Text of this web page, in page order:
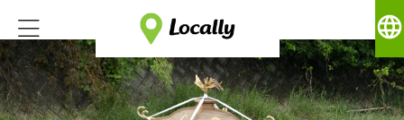
language